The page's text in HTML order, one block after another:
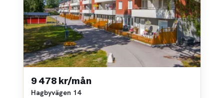
9 478 kr/mån
Hagbyvägen 14